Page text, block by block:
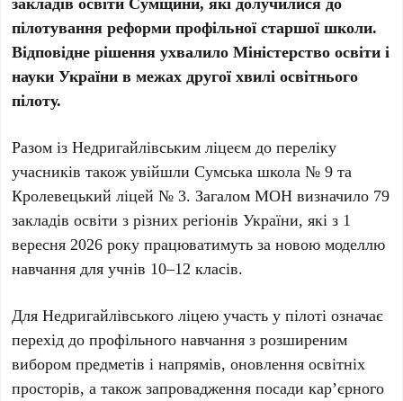
пілотування реформи профільної старшої школи.
Відповідне рішення ухвалило Міністерство освіти і
науки України в межах другої хвилі освітнього
пілоту.
Разом із Недригайлівським ліцеєм до переліку
учасників також увійшли Сумська школа № 9 та
Кролевецький ліцей № 3. Загалом МОН визначило 79
закладів освіти з різних регіонів України, які з 1
вересня 2026 року працюватимуть за новою моделлю
навчання для учнів 10–12 класів.
Для Недригайлівського ліцею участь у пілоті означає
перехід до профільного навчання з розширеним
вибором предметів і напрямів, оновлення освітніх
просторів, а також запровадження посади кар’єрного